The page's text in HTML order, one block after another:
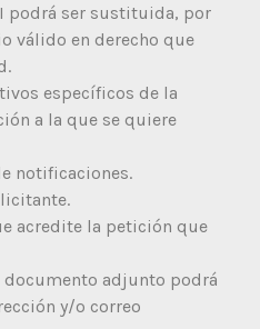
podrá ser sustituida, por
válido en derecho que
específicos de la
a la que se quiere
notificaciones.
acredite la petición que
adjunto podrá
y/o correo